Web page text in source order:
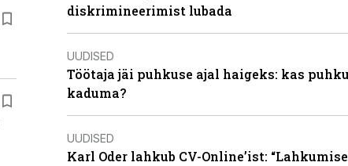
diskrimineerimist lubada
UUDISED
Töötaja jäi puhkuse ajal haigeks: kas
kaduma?
UUDISED
Karl Oder lahkub CV-Online’ist: